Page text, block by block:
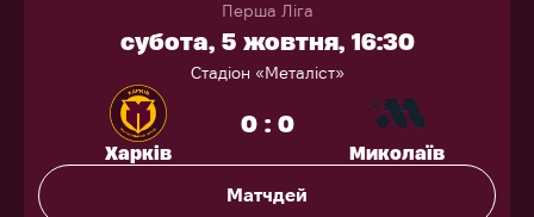
Перша Ліга
субота, 5 жовтня, 16:30
Стадіон «Металіст»
Харків
0 : 0
Миколаїв
Матчдей